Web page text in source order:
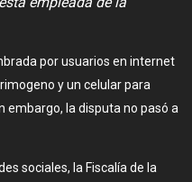
por usuarios en internet
y un celular para
la disputa no pasó a
sociales, la Fiscalía de la